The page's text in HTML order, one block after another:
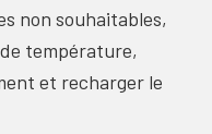
non souhaitables,
température,
et recharger le